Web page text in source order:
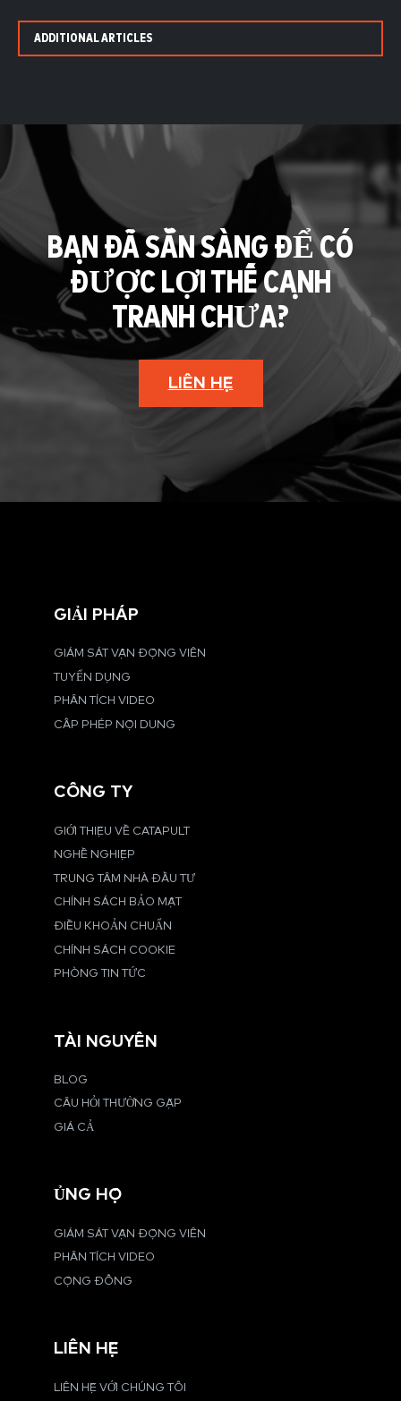
ADDITIONAL ARTICLES
BẠN ĐÃ SẴN SÀNG ĐỂ CÓ
ĐƯỢC LỢI THẾ CẠNH
TRANH CHƯA?
LIÊN HỆ
GIẢI PHÁP
GIÁM SÁT VẬN ĐỘNG VIÊN
TUYỂN DỤNG
PHÂN TÍCH VIDEO
CẤP PHÉP NỘI DUNG
CÔNG TY
GIỚI THIỆU VỀ CATAPULT
NGHỀ NGHIỆP
TRUNG TÂM NHÀ ĐẦU TƯ
CHÍNH SÁCH BẢO MẬT
ĐIỀU KHOẢN CHUẨN
CHÍNH SÁCH COOKIE
PHÒNG TIN TỨC
TÀI NGUYÊN
BLOG
CÂU HỎI THƯỜNG GẶP
GIÁ CẢ
ỦNG HỘ
GIÁM SÁT VẬN ĐỘNG VIÊN
PHÂN TÍCH VIDEO
CỘNG ĐỒNG
LIÊN HỆ
LIÊN HỆ VỚI CHÚNG TÔI